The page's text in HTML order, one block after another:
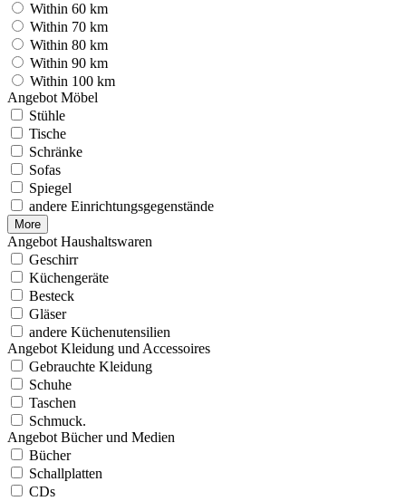
Within 60 km
Within 70 km
Within 80 km
Within 90 km
Within 100 km
Angebot Möbel
Stühle
Tische
Schränke
Sofas
Spiegel
andere Einrichtungsgegenstände
More
Angebot Haushaltswaren
Geschirr
Küchengeräte
Besteck
Gläser
andere Küchenutensilien
Angebot Kleidung und Accessoires
Gebrauchte Kleidung
Schuhe
Taschen
Schmuck.
Angebot Bücher und Medien
Bücher
Schallplatten
CDs